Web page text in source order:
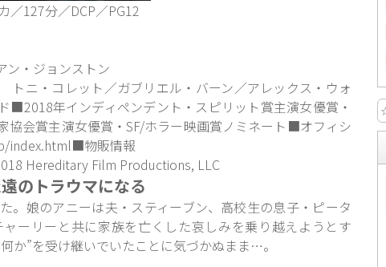
／127分／DCP／PG12
・ジョンストン
・コレット／ガブリエル・バーン／アレックス・ウォ
■2018年インディペンデント・スピリット賞主演女優賞・
協会賞主演女優賞・SF/ホラー映画賞ノミネート■オフィシ
index.html■物販情報
Hereditary Film Productions, LLC
のトラウマになる
。娘のアニーは夫・スティーブン、高校生の息子・ピータ
ーリーと共に家族を亡くした哀しみを乗り越えようとす
か”を受け継いでいたことに気づかぬまま…。